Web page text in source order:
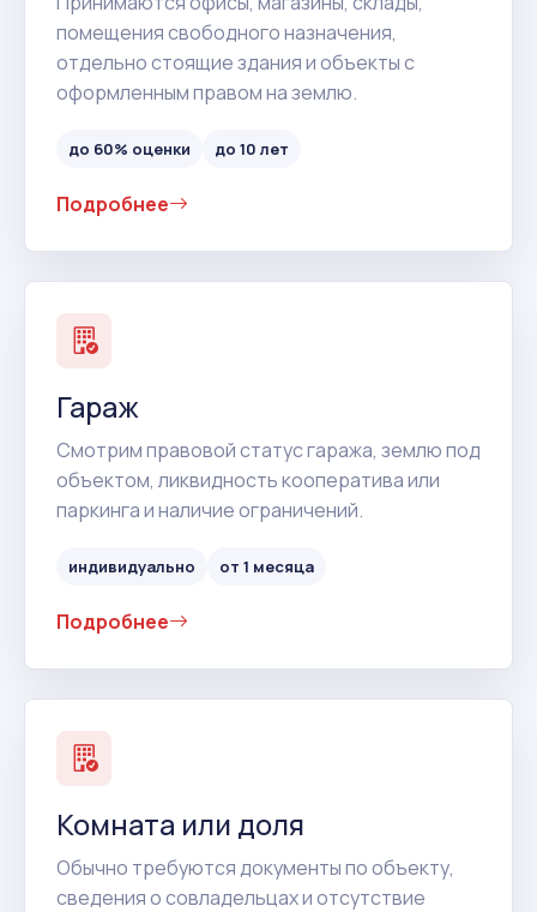
помещения свободного назначения,
отдельно стоящие здания и объекты с
оформленным правом на землю.
до 60% оценки до 10 лет
Подробнее
Гараж
Смотрим правовой статус гаража, землю под
объектом, ликвидность кооператива или
паркинга и наличие ограничений.
индивидуально от 1 месяца
Подробнее
Комната или доля
Обычно требуются документы по объекту,
сведения о совладельцах и отсутствие